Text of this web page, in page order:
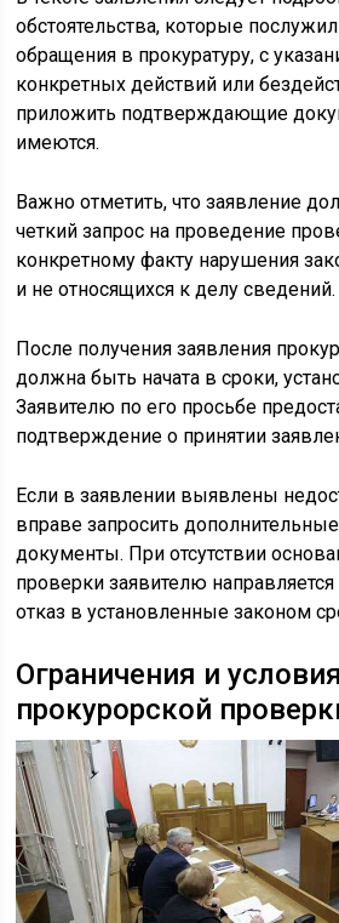
обстоятельства, которые
обращения в прокуратуру, с
конкретных действий или
приложить подтверждающие
имеются.
Важно отметить, что заявление
четкий запрос на проведение
конкретному факту нарушения
и не относящихся к делу сведений.
После получения заявления
должна быть начата в сроки,
Заявителю по его просьбе
подтверждение о принятии
Если в заявлении выявлены
вправе запросить
документы. При отсутствии
проверки заявителю
отказ в установленные законом
Ограничения и
прокурорской